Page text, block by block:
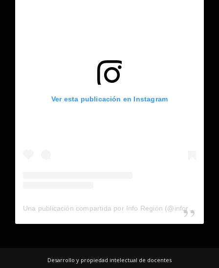
Ver esta publicación en Instagram
Desarrollo y propiedad intelectual de docentes